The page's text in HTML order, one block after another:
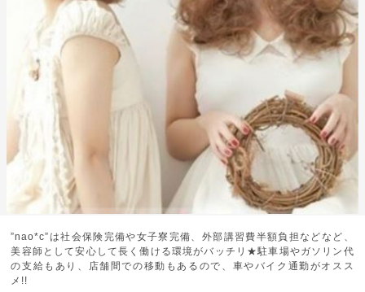
”nao*c”は社会保険完備や女子寮完備、外部講習費半額負担などなど、
美容師として安心して長く働ける環境がバッチリ★駐車場やガソリン代
の支給もあり、店舗間での移動もあるので、車やバイク通勤がオスス
メ!!